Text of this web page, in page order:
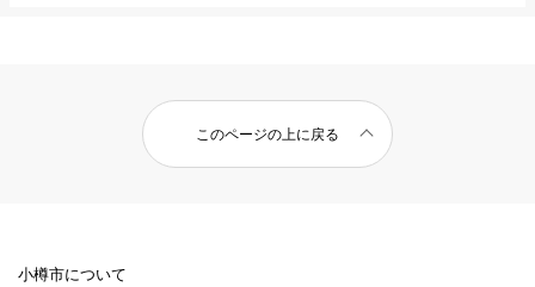
このページの上に戻る
小樽市について